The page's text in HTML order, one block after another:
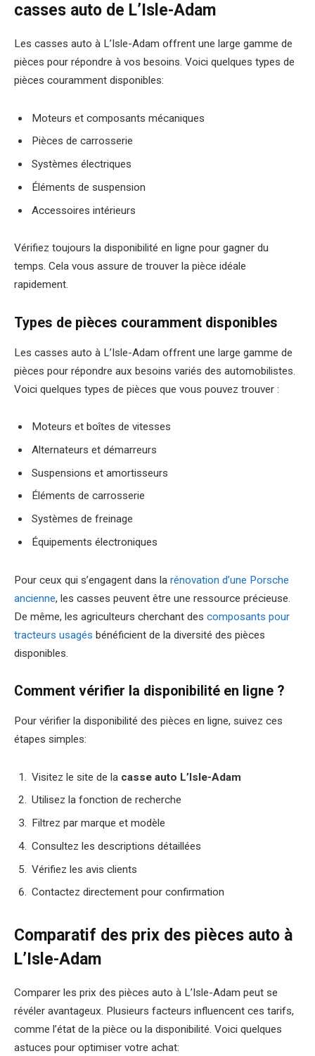
casses auto de L’Isle-Adam
Les casses auto à L’Isle-Adam offrent une large gamme de
pièces pour répondre à vos besoins. Voici quelques types de
pièces couramment disponibles:
Moteurs et composants mécaniques
Pièces de carrosserie
Systèmes électriques
Éléments de suspension
Accessoires intérieurs
Vérifiez toujours la disponibilité en ligne pour gagner du
temps. Cela vous assure de trouver la pièce idéale
rapidement.
Types de pièces couramment disponibles
Les casses auto à L’Isle-Adam offrent une large gamme de
pièces pour répondre aux besoins variés des automobilistes.
Voici quelques types de pièces que vous pouvez trouver :
Moteurs et boîtes de vitesses
Alternateurs et démarreurs
Suspensions et amortisseurs
Éléments de carrosserie
Systèmes de freinage
Équipements électroniques
Pour ceux qui s’engagent dans la rénovation d’une Porsche
ancienne, les casses peuvent être une ressource précieuse.
De même, les agriculteurs cherchant des composants pour
tracteurs usagés bénéficient de la diversité des pièces
disponibles.
Comment vérifier la disponibilité en ligne ?
Pour vérifier la disponibilité des pièces en ligne, suivez ces
étapes simples:
Visitez le site de la casse auto L’Isle-Adam
Utilisez la fonction de recherche
Filtrez par marque et modèle
Consultez les descriptions détaillées
Vérifiez les avis clients
Contactez directement pour confirmation
Comparatif des prix des pièces auto à
L’Isle-Adam
Comparer les prix des pièces auto à L’Isle-Adam peut se
révéler avantageux. Plusieurs facteurs influencent ces tarifs,
comme l’état de la pièce ou la disponibilité. Voici quelques
astuces pour optimiser votre achat: